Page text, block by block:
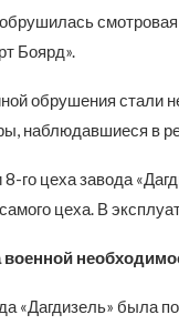
Боярд».
обрушения стали
наблюдавшиеся в
го цеха завода
цеха. В
«Дагдизель» была